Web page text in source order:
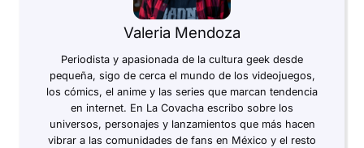
Valeria Mendoza
Periodista y apasionada de la cultura geek desde
pequeña, sigo de cerca el mundo de los videojuegos,
los cómics, el anime y las series que marcan tendencia
en internet. En La Covacha escribo sobre los
universos, personajes y lanzamientos que más hacen
vibrar a las comunidades de fans en México y el resto